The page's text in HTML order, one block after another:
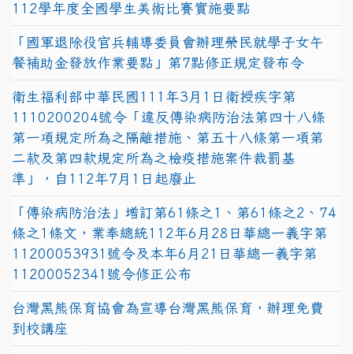
112學年度全國學生美術比賽實施要點
「國軍退除役官兵輔導委員會辦理榮民就學子女午
餐補助金發放作業要點」第7點修正規定發布令
衛生福利部中華民國111年3月1日衛授疾字第
1110200204號令「違反傳染病防治法第四十八條
第一項規定所為之隔離措施、第五十八條第一項第
二款及第四款規定所為之檢疫措施案件裁罰基
準」，自112年7月1日起廢止
「傳染病防治法」增訂第61條之1、第61條之2、74
條之1條文，業奉總統112年6月28日華總一義字第
11200053931號令及本年6月21日華總一義字第
11200052341號令修正公布
台灣黑熊保育協會為宣導台灣黑熊保育，辦理免費
到校講座